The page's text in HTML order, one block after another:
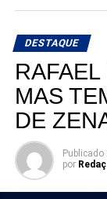
busca retornar
ampliando sua
diferentes
sua pré-
DESTAQUE
MAS
DE
Publicado
por